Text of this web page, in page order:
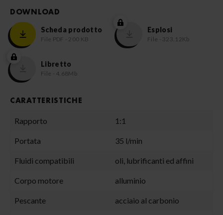
DOWNLOAD
Scheda prodotto
File PDF - 200 KB
Esplosi
File - 323.12Kb
Libretto
File - 4.68Mb
CARATTERISTICHE
Rapporto 1:1
Portata 35 l/min
Fluidi compatibili oli, lubrificanti ed affini
Corpo motore alluminio
Pescante acciaio al carbonio